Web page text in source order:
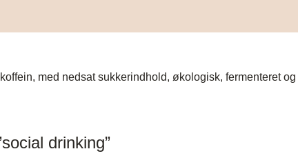
med nedsat sukkerindhold, økologisk, fermenteret
drinking”